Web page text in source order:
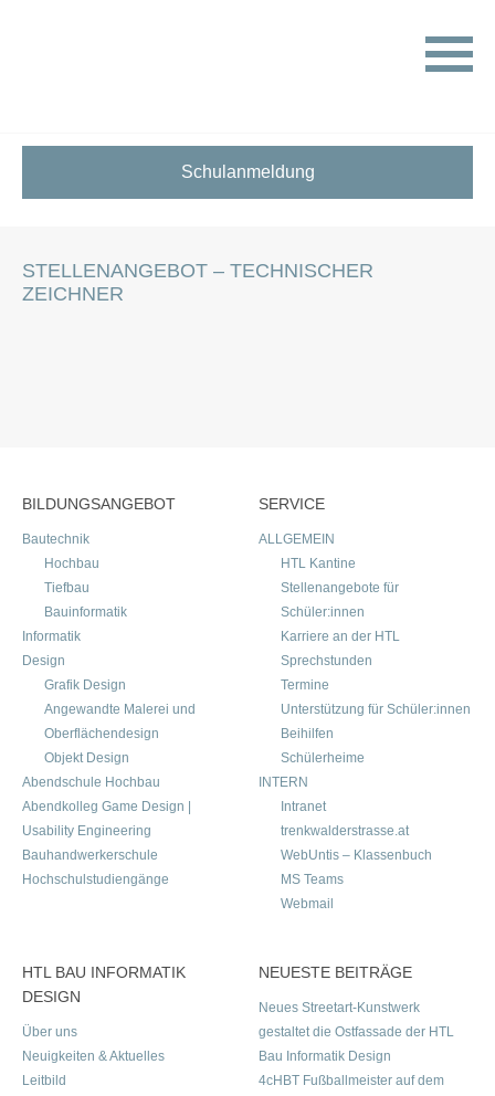
Schulanmeldung
STELLENANGEBOT – TECHNISCHER
ZEICHNER
BILDUNGSANGEBOT
Bautechnik
Hochbau
Tiefbau
Bauinformatik
Informatik
Design
Grafik Design
Angewandte Malerei und
Oberflächendesign
Objekt Design
Abendschule Hochbau
Abendkolleg Game Design |
Usability Engineering
Bauhandwerkerschule
Hochschulstudiengänge
SERVICE
ALLGEMEIN
HTL Kantine
Stellenangebote für
Schüler:innen
Karriere an der HTL
Sprechstunden
Termine
Unterstützung für Schüler:innen
Beihilfen
Schülerheime
INTERN
Intranet
trenkwalderstrasse.at
WebUntis – Klassenbuch
MS Teams
Webmail
HTL BAU INFORMATIK
DESIGN
Über uns
Neuigkeiten & Aktuelles
Leitbild
NEUESTE BEITRÄGE
Neues Streetart-Kunstwerk
gestaltet die Ostfassade der HTL
Bau Informatik Design
4cHBT Fußballmeister auf dem